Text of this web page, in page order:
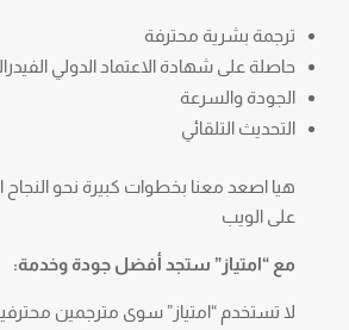
ترجمة بشرية محترفة
حاصلة على شهادة الاعتماد الدولي
الجودة والسرعة
التحديث التلقائي
هيا اصعد معنا بخطوات كبيرة نحو
على الويب
مع “امتياز” ستجد أفضل جودة وخدمة:
لا تستخدم “امتياز” سوى مترجمين